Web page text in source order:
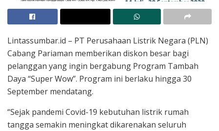
Lintassumbar.id – PT Perusahaan Listrik Negara (PLN)
Cabang Pariaman memberikan diskon besar bagi
pelanggan yang ingin bergabung Program Tambah
Daya “Super Wow”. Program ini berlaku hingga 30
September mendatang.
“Sejak pandemi Covid-19 kebutuhan listrik rumah
tangga semakin meningkat dikarenakan seluruh